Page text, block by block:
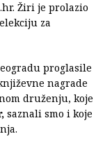
Žiri je prolazio
za
proglasile
nagrade
druženju, koje
saznali smo i koje